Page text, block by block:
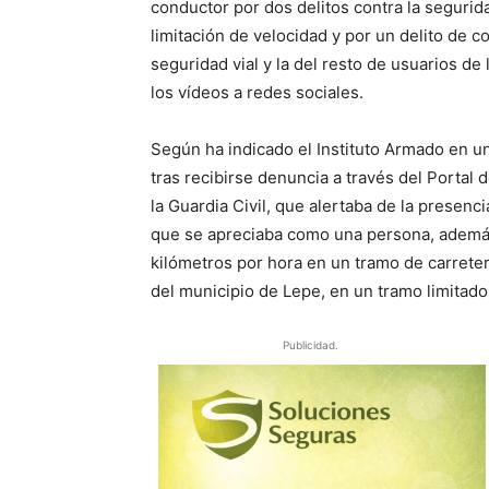
conductor por dos delitos contra la
limitación de velocidad y por un delito de
seguridad vial y la del resto de usuarios
los vídeos a redes sociales.
Según ha indicado el Instituto Armado en
tras recibirse denuncia a través del Portal
la Guardia Civil, que alertaba de la
que se apreciaba como una persona,
kilómetros por hora en un tramo de
del municipio de Lepe, en un tramo
Publicidad.